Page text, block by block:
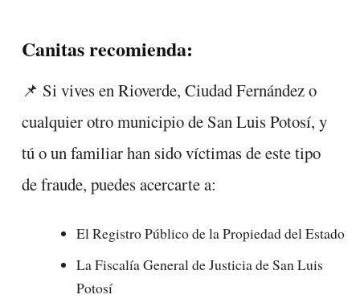
Canitas recomienda:
📌 Si vives en Rioverde, Ciudad Fernández o
cualquier otro municipio de San Luis Potosí, y
tú o un familiar han sido víctimas de este tipo
de fraude, puedes acercarte a:
El Registro Público de la Propiedad del Estado
La Fiscalía General de Justicia de San Luis
Potosí